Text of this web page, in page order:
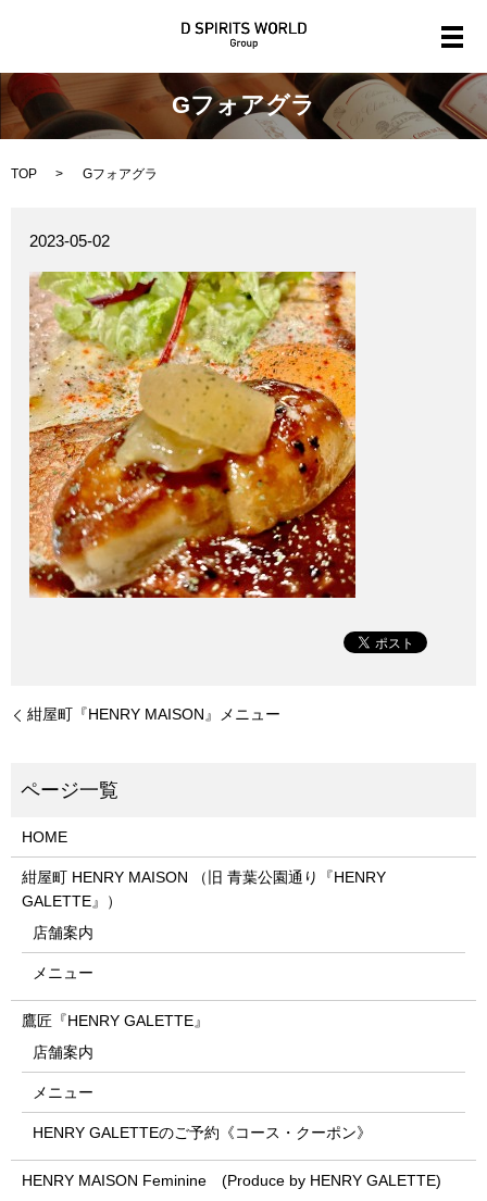
メ
Gフォアグラ
TOP Gフォアグラ
2023-05-02
紺屋町『HENRY MAISON』メニュー
HOME
紺屋町 HENRY MAISON （旧 青葉公園通り『HENRY
GALETTE』）
店舗案内
メニュー
鷹匠『HENRY GALETTE』
店舗案内
メニュー
HENRY GALETTEのご予約《コース・クーポン》
HENRY MAISON Feminine (Produce by HENRY GALETTE)